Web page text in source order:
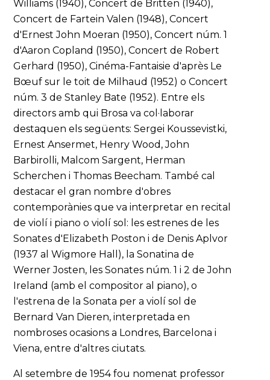
Williams (1940), Concert de Britten (1940),
Concert de Fartein Valen (1948), Concert
d'Ernest John Moeran (1950), Concert núm. 1
d'Aaron Copland (1950), Concert de Robert
Gerhard (1950), Cinéma-Fantaisie d'après Le
Bœuf sur le toit de Milhaud (1952) o Concert
núm. 3 de Stanley Bate (1952). Entre els
directors amb qui Brosa va col·laborar
destaquen els següents: Sergei Koussevistki,
Ernest Ansermet, Henry Wood, John
Barbirolli, Malcom Sargent, Herman
Scherchen i Thomas Beecham. També cal
destacar el gran nombre d'obres
contemporànies que va interpretar en recital
de violí i piano o violí sol: les estrenes de les
Sonates d'Elizabeth Poston i de Denis Aplvor
(1937 al Wigmore Hall), la Sonatina de
Werner Josten, les Sonates núm. 1 i 2 de John
Ireland (amb el compositor al piano), o
l'estrena de la Sonata per a violí sol de
Bernard Van Dieren, interpretada en
nombroses ocasions a Londres, Barcelona i
Viena, entre d'altres ciutats.
Al setembre de 1954 fou nomenat professor